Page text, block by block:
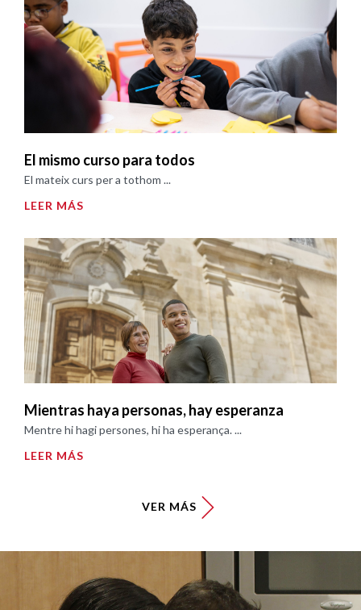
El mismo curso para todos
El mateix curs per a tothom ...
LEER MÁS
Mientras haya personas, hay esperanza
Mentre hi hagi persones, hi ha esperança. ...
LEER MÁS
VER MÁS